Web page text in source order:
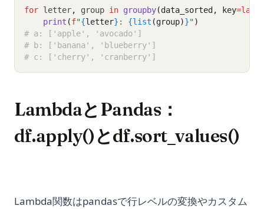
for letter, group in groupby(data_sorted, key
print (f"{letter} : {list (group)}")
# a: ['apple', 'avocado']
# b: ['banana', 'blueberry']
# c: ['cherry', 'cranberry']
LambdaとPandas：
df.apply()とdf.sort_values()
Lambda関数はpandasで行レベルの変換やカスタム